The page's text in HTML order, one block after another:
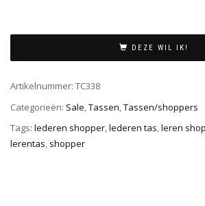
DEZE WIL IK!
Artikelnummer: TC338
Categorieën: Sale,Tassen,Tassen/shoppers
Tags: lederen shopper,lederen tas,leren
lerentas, shopper